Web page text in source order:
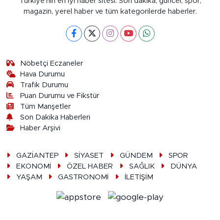
magazin, yerel haber ve tüm kategorilerde haberler.
Nöbetçi Eczaneler
Hava Durumu
Trafik Durumu
Puan Durumu ve Fikstür
Tüm Manşetler
Son Dakika Haberleri
Haber Arşivi
GAZİANTEP SİYASET GÜNDEM
SPOR
EKONOMİ
ÖZEL HABER SAĞLIK
DÜNYA
YAŞAM
GASTRONOMİ İLETİŞİM